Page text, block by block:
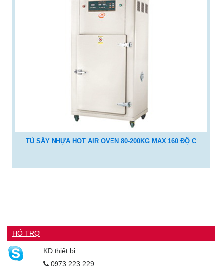
TỦ SẤY NHỰA HOT AIR OVEN 80-200KG MAX 160 ĐỘ C
HỖ TRỢ
KD thiết bị
0973 223 229